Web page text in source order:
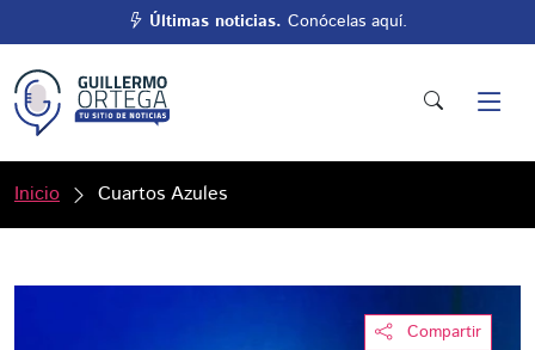
Últimas noticias. Conócelas aquí.
Inicio Cuartos Azules
Compartir